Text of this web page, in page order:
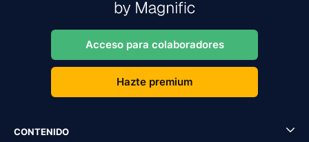
Acceso para colaboradores
Hazte premium
CONTENIDO